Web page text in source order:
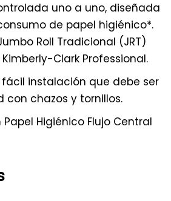
uno a uno, diseñada
de papel higiénico*.
Roll Tradicional (JRT)
Clark Professional.
instalación que debe ser
con chazos y tornillos.
Higiénico Flujo Central